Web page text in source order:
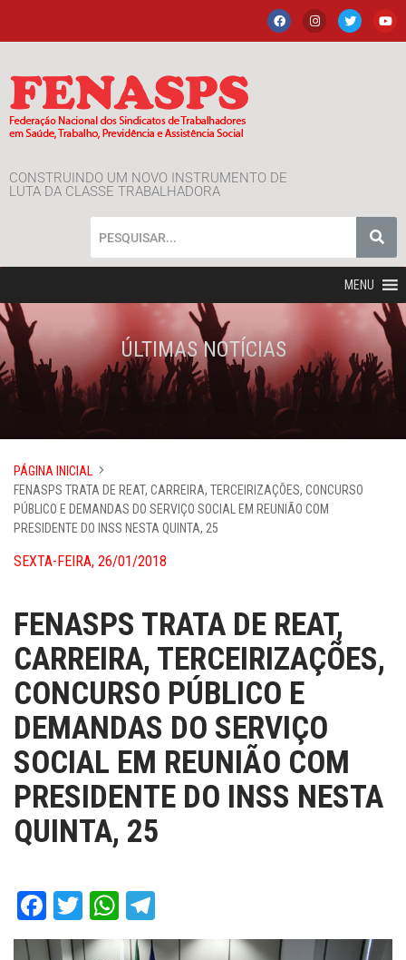
CONSTRUINDO UM NOVO INSTRUMENTO DE
LUTA DA CLASSE TRABALHADORA
MENU
ÚLTIMAS NOTÍCIAS
PÁGINA INICIAL
FENASPS TRATA DE REAT, CARREIRA, TERCEIRIZAÇÕES, CONCURSO
PÚBLICO E DEMANDAS DO SERVIÇO SOCIAL EM REUNIÃO COM
PRESIDENTE DO INSS NESTA QUINTA, 25
SEXTA-FEIRA, 26/01/2018
FENASPS TRATA DE REAT,
CARREIRA, TERCEIRIZAÇÕES,
CONCURSO PÚBLICO E
DEMANDAS DO SERVIÇO
SOCIAL EM REUNIÃO COM
PRESIDENTE DO INSS NESTA
QUINTA, 25
Facebook
TwitterWhatsApp